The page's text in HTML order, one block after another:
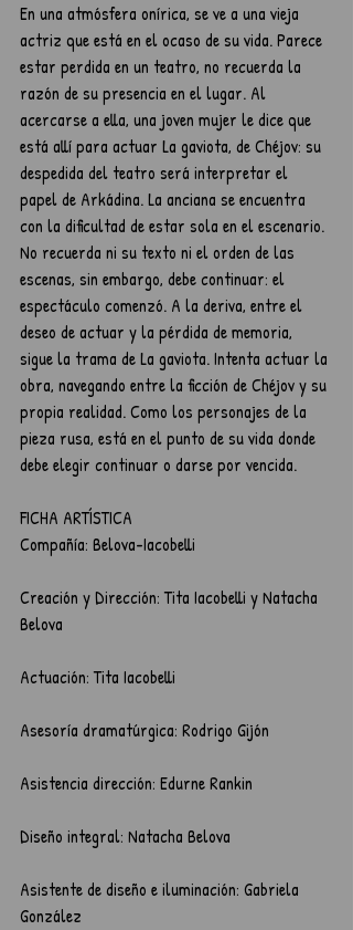
En una atmósfera onírica, se ve a una vieja
actriz que está en el ocaso de su vida. Parece
estar perdida en un teatro, no recuerda la
razón de su presencia en el lugar. Al
acercarse a ella, una joven mujer le dice que
está allí para actuar La gaviota, de Chéjov: su
despedida del teatro será interpretar el
papel de Arkádina. La anciana se encuentra
con la dificultad de estar sola en el escenario.
No recuerda ni su texto ni el orden de las
escenas, sin embargo, debe continuar: el
espectáculo comenzó. A la deriva, entre el
deseo de actuar y la pérdida de memoria,
sigue la trama de La gaviota. Intenta actuar la
obra, navegando entre la ficción de Chéjov y su
propia realidad. Como los personajes de la
pieza rusa, está en el punto de su vida donde
debe elegir continuar o darse por vencida.
FICHA ARTÍSTICA
Compañía: Belova-Iacobelli
Creación y Dirección: Tita Iacobelli y Natacha
Belova
Actuación: Tita Iacobelli
Asesoría dramatúrgica: Rodrigo Gijón
Asistencia dirección: Edurne Rankin
Diseño integral: Natacha Belova
Asistente de diseño e iluminación: Gabriela
González